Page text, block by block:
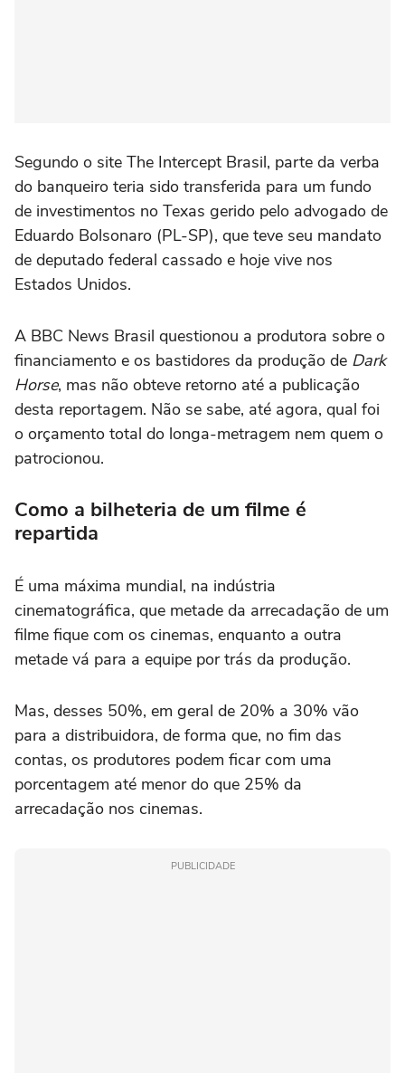
Segundo o site The Intercept Brasil, parte da verba
do banqueiro teria sido transferida para um fundo
de investimentos no Texas gerido pelo advogado de
Eduardo Bolsonaro (PL-SP), que teve seu mandato
de deputado federal cassado e hoje vive nos
Estados Unidos.
A BBC News Brasil questionou a produtora sobre o
financiamento e os bastidores da produção de Dark
Horse, mas não obteve retorno até a publicação
desta reportagem. Não se sabe, até agora, qual foi
o orçamento total do longa-metragem nem quem o
patrocionou.
Como a bilheteria de um filme é
repartida
É uma máxima mundial, na indústria
cinematográfica, que metade da arrecadação de um
filme fique com os cinemas, enquanto a outra
metade vá para a equipe por trás da produção.
Mas, desses 50%, em geral de 20% a 30% vão
para a distribuidora, de forma que, no fim das
contas, os produtores podem ficar com uma
porcentagem até menor do que 25% da
arrecadação nos cinemas.
PUBLICIDADE